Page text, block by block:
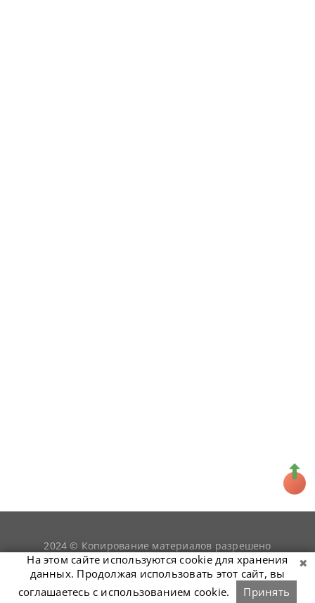
2024 © Копирование материалов разрешено
только при условии гиперссылки наsnookerist.ru
На этом сайте используются cookie для хранения
данных. Продолжая использовать этот сайт, вы
соглашаетесь с использованием cookie.
Принять